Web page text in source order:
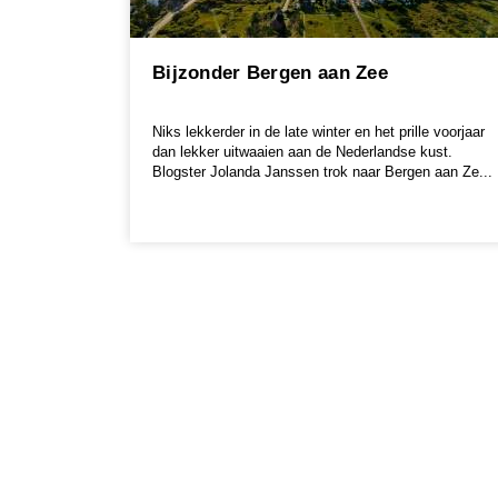
Bijzonder Bergen aan Zee
Niks lekkerder in de late winter en het prille voorjaar
dan lekker uitwaaien aan de Nederlandse kust.
Blogster Jolanda Janssen trok naar Bergen aan Ze...